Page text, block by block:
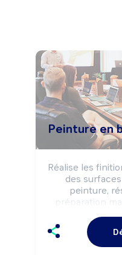
Peinture en
Réalise les
des
peinture,
préparation
muraux
Peut poser
(moquette,